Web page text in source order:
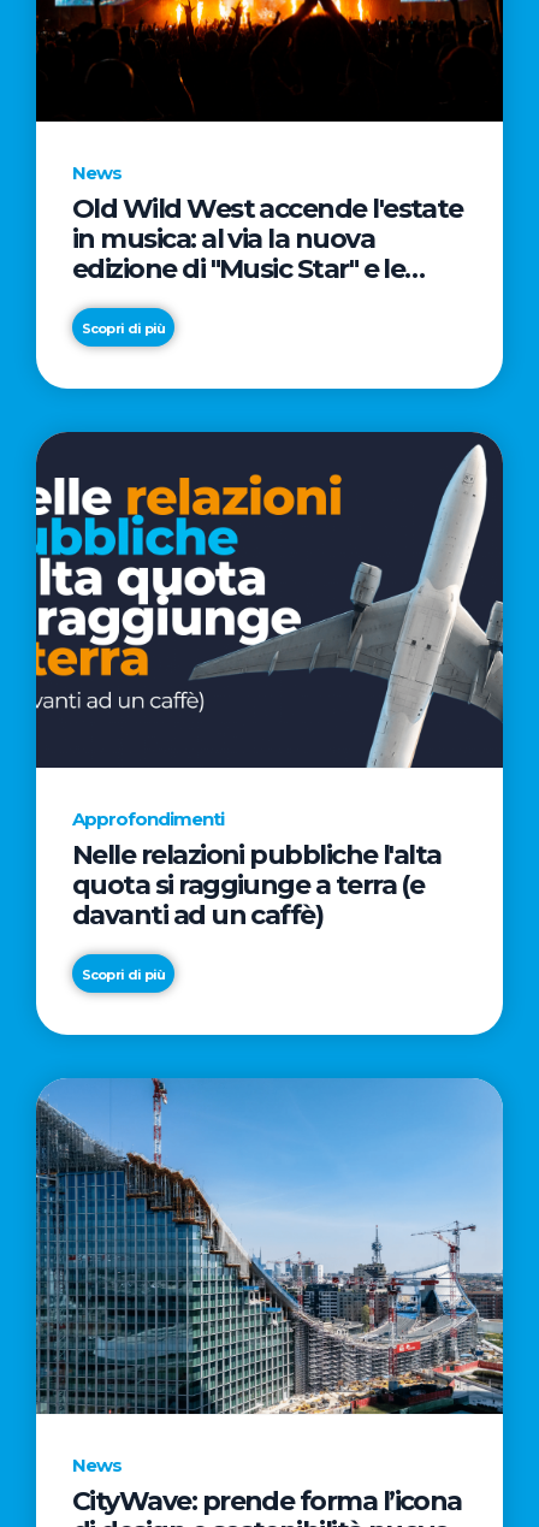
News
Old Wild West accende l'estate
in musica: al via la nuova
edizione di "Music Star" e le
prestigiose partnership con
Radio Italia e Live Nation
Scopri di più
Approfondimenti
Nelle relazioni pubbliche l'alta
quota si raggiunge a terra (e
davanti ad un caffè)
Scopri di più
News
CityWave: prende forma l’icona
News